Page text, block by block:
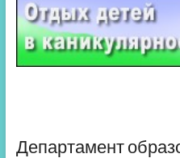
Департамент